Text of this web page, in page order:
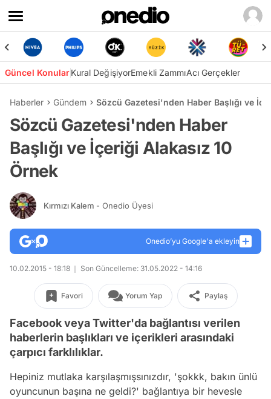
Güncel KonularKural DeğişiyorEmekli ZammıAcı Gerçekler
Haberler Gündem Sözcü Gazetesi'nden Haber Başlığı ve
Sözcü Gazetesi'nden Haber
Başlığı ve İçeriği Alakasız 10
Örnek
Kırmızı Kalem - Onedio Üyesi
Onedio’yu Google'a ekleyin
10.02.2015 - 18:18 Son Güncelleme: 31.05.2022 - 14:16
Favori Yorum Yap Paylaş
Facebook veya Twitter'da bağlantısı verilen
haberlerin başlıkları ve içerikleri arasındaki
çarpıcı farklılıklar.
Hepiniz mutlaka karşılaşmışsınızdır, 'şokkk, bakın ünlü
oyuncunun başına ne geldi?' bağlantıya bir hevesle